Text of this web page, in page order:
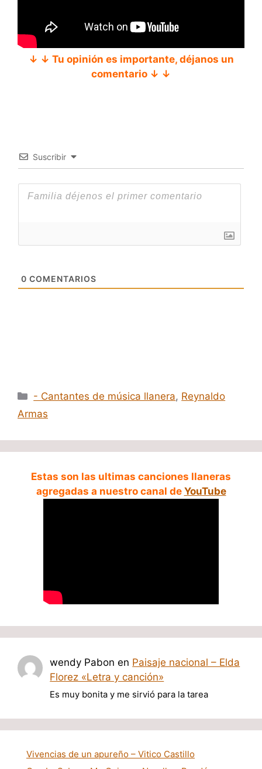
↓ ↓ Tu opinión es importante, déjanos un
comentario ↓ ↓
Suscribir
0 COMENTARIOS
Categorías
- Cantantes de música llanera, Reynaldo
Armas
Estas son las ultimas canciones llaneras
agregadas a nuestro canal de YouTube
wendy Pabon en Paisaje nacional – Elda
Florez «Letra y canción»
Es muy bonita y me sirvió para la tarea
Vivencias de un apureño – Vitico Castillo